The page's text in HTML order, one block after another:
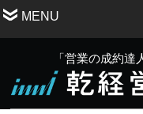
MENU
「営業の成約